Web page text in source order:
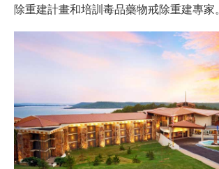
除重建計畫和培訓毒品藥物戒除重建專家。